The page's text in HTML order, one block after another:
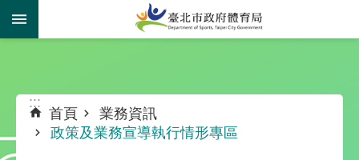
跳到主要內容區塊
:::
首頁
業務資訊
政策及業務宣導執行情形專區